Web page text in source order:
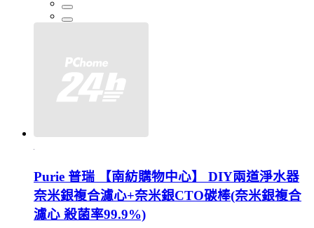
Purie 普瑞 【南紡購物中心】 DIY兩道淨水器
奈米銀複合濾心+奈米銀CTO碳棒(奈米銀複合
濾心 殺菌率99.9%)